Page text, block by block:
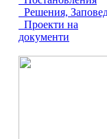
Решения,
Проекти на
документи